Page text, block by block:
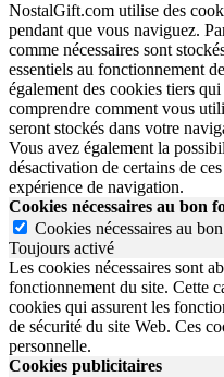
NostalGift.com utilise des
pendant que vous naviguez.
comme nécessaires sont
essentiels au fonctionnement
également des cookies tiers
comprendre comment vous
seront stockés dans votre
Vous avez également la
désactivation de certains de
expérience de navigation.
Cookies nécessaires au bon
Cookies nécessaires au
Toujours activé
Les cookies nécessaires sont
fonctionnement du site. Cette
cookies qui assurent les
de sécurité du site Web. Ces
personnelle.
Cookies publicitaires